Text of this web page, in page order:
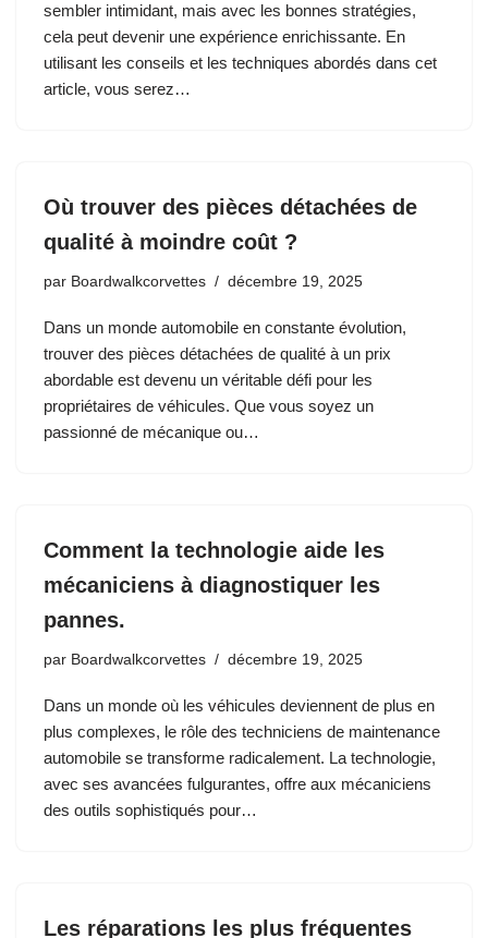
sembler intimidant, mais avec les bonnes stratégies,
cela peut devenir une expérience enrichissante. En
utilisant les conseils et les techniques abordés dans cet
article, vous serez…
Où trouver des pièces détachées de
qualité à moindre coût ?
par Boardwalkcorvettes décembre 19, 2025
Dans un monde automobile en constante évolution,
trouver des pièces détachées de qualité à un prix
abordable est devenu un véritable défi pour les
propriétaires de véhicules. Que vous soyez un
passionné de mécanique ou…
Comment la technologie aide les
mécaniciens à diagnostiquer les
pannes.
par Boardwalkcorvettes décembre 19, 2025
Dans un monde où les véhicules deviennent de plus en
plus complexes, le rôle des techniciens de maintenance
automobile se transforme radicalement. La technologie,
avec ses avancées fulgurantes, offre aux mécaniciens
des outils sophistiqués pour…
Les réparations les plus fréquentes